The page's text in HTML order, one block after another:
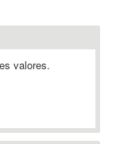
valores.